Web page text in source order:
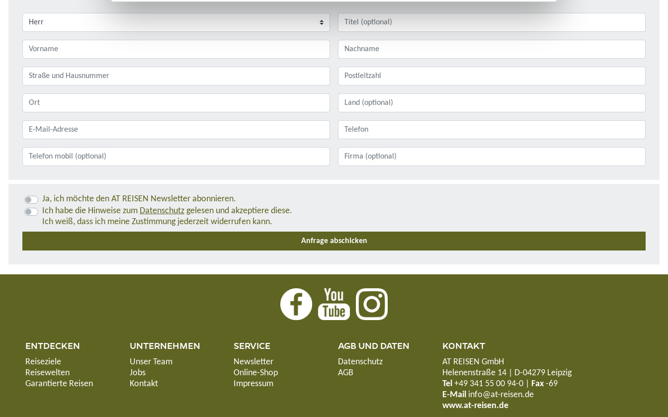
Ja, ich möchte den AT REISEN Newsletter abonnieren.
Ich habe die Hinweise zum Datenschutz gelesen und akzeptiere diese.
Ich weiß, dass ich meine Zustimmung jederzeit widerrufen kann.
ENTDECKEN
Reiseziele
Reisewelten
Garantierte Reisen
UNTERNEHMEN
Unser Team
Jobs
Kontakt
SERVICE
Newsletter
Online-Shop
Impressum
AGB UND DATEN
Datenschutz
AGB
KONTAKT
AT REISEN GmbH
Helenenstraße 14 | D-04279 Leipzig
Tel +49 341 55 00 94-0| Fax-69
E-Mail info@at-reisen.de
www.at-reisen.de